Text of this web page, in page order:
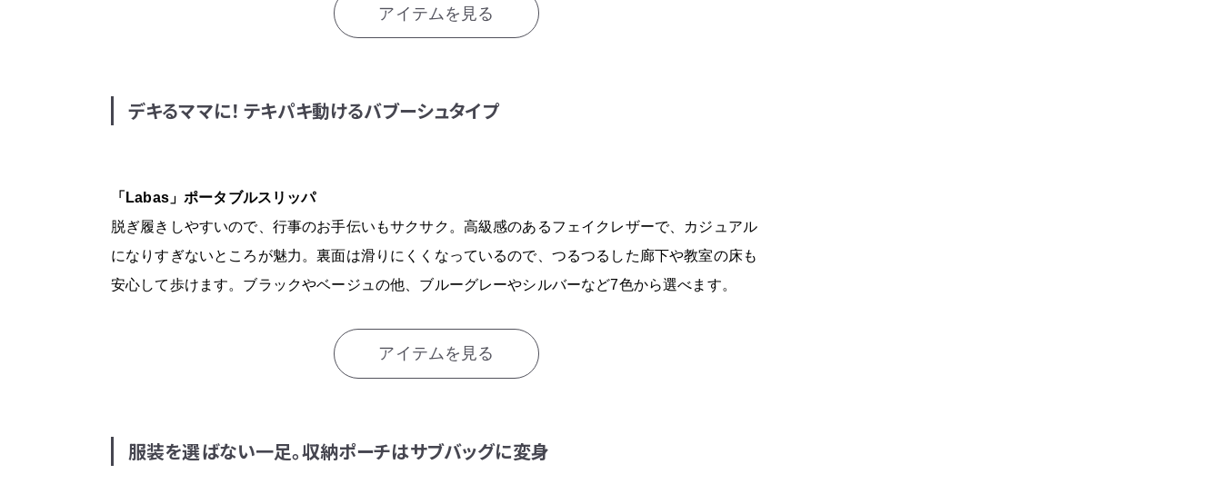
アイテムを見る
デキるママに！ テキパキ動けるバブーシュタイプ
アイテムを見る
「Labas」ポータブルスリッパ
脱ぎ履きしやすいので、行事のお手伝いもサクサク。高級感のあるフェイクレザーで、カジュアル
になりすぎないところが魅力。裏面は滑りにくくなっているので、つるつるした廊下や教室の床も
安心して歩けます。ブラックやベージュの他、ブルーグレーやシルバーなど7色から選べます。
アイテムを見る
服装を選ばない一足。収納ポーチはサブバッグに変身
アイテムを見る